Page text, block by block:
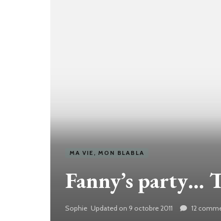
MA VIE, MON BLABLA
Fanny’s party…
Sophie Updated on 9 octobre 2011 12